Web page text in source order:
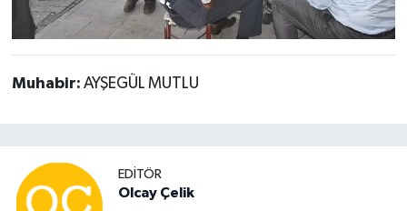
Muhabir: AYŞEGÜL MUTLU
EDITÖR
Olcay Çelik